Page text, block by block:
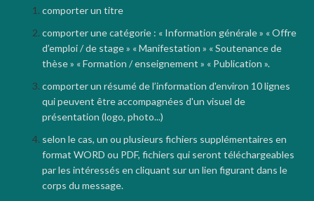
comporter un titre
comporter une catégorie : « Information générale » « Offre
d’emploi / de stage » « Manifestation » « Soutenance de
thèse » « Formation / enseignement » « Publication ».
comporter un résumé de l’information d'environ 10 lignes
qui peuvent être accompagnées d'un visuel de
présentation (logo, photo...)
selon le cas, un ou plusieurs fichiers supplémentaires en
format WORD ou PDF, fichiers qui seront téléchargeables
par les intéressés en cliquant sur un lien figurant dans le
corps du message.